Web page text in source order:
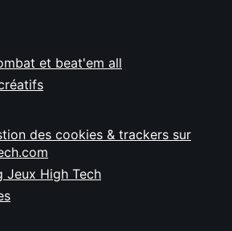
et beat'em all
des cookies & trackers sur
Jeux High Tech